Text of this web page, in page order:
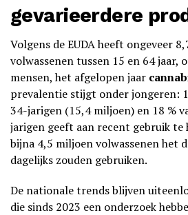
gevarieerdere
Volgens de EUDA heeft ongeveer
volwassenen tussen 15 en 64 jaar,
mensen, het afgelopen jaar
prevalentie stijgt onder jongeren:
34-jarigen (15,4 miljoen) en 18 %
jarigen geeft aan recent gebruik te
bijna 4,5 miljoen volwassenen het
dagelijks zouden gebruiken.
De nationale trends blijven
die sinds 2023 een onderzoek